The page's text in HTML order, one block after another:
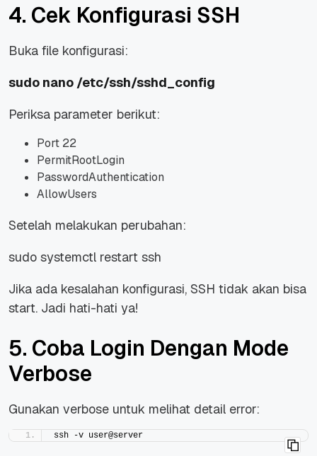
4. Cek Konfigurasi SSH
Buka file konfigurasi:
sudo nano /etc/ssh/sshd_config
Periksa parameter berikut:
Port 22
PermitRootLogin
PasswordAuthentication
AllowUsers
Setelah melakukan perubahan:
sudo systemctl restart ssh
Jika ada kesalahan konfigurasi, SSH tidak akan bisa
start. Jadi hati-hati ya!
5. Coba Login Dengan Mode
Verbose
Gunakan verbose untuk melihat detail error:
ssh -v user@server